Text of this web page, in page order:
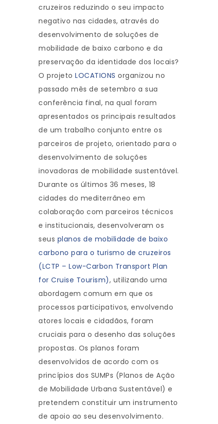
cruzeiros reduzindo o seu impacto
negativo nas cidades, através do
desenvolvimento de soluções de
mobilidade de baixo carbono e da
preservação da identidade dos locais?
O projeto LOCATIONS organizou no
passado mês de setembro a sua
conferência final, na qual foram
apresentados os principais resultados
de um trabalho conjunto entre os
parceiros de projeto, orientado para o
desenvolvimento de soluções
inovadoras de mobilidade sustentável.
Durante os últimos 36 meses, 18
cidades do mediterrâneo em
colaboração com parceiros técnicos
e institucionais, desenvolveram os
seus planos de mobilidade de baixo
carbono para o turismo de cruzeiros
(LCTP – Low-Carbon Transport Plan
for Cruise Tourism), utilizando uma
abordagem comum em que os
processos participativos, envolvendo
atores locais e cidadãos, foram
cruciais para o desenho das soluções
propostas. Os planos foram
desenvolvidos de acordo com os
princípios dos SUMPs (Planos de Ação
de Mobilidade Urbana Sustentável) e
pretendem constituir um instrumento
de apoio ao seu desenvolvimento.